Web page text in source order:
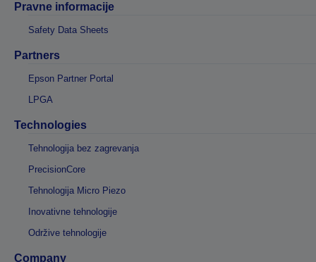
Pravne informacije
Safety Data Sheets
Partners
Epson Partner Portal
LPGA
Technologies
Tehnologija bez zagrevanja
PrecisionCore
Tehnologija Micro Piezo
Inovativne tehnologije
Održive tehnologije
Company